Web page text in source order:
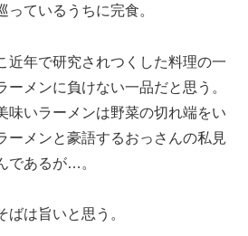
ているうちに完食。
近年で研究されつくした料理の一
ーメンに負けない一品だと思う。
味いラーメンは野菜の切れ端をい
ーメンと豪語するおっさんの私見
であるが…。
ばは旨いと思う。